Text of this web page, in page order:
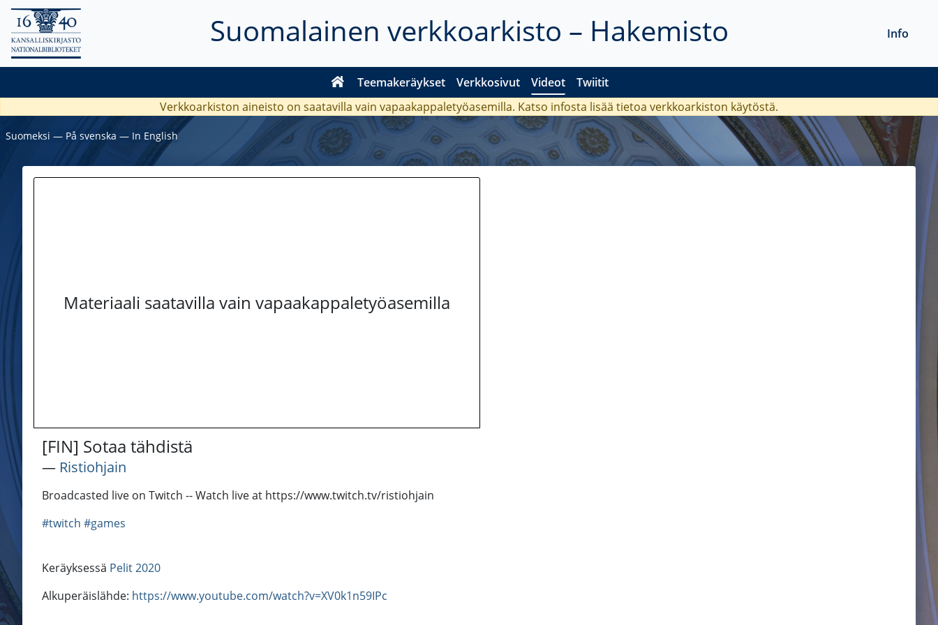
Suomalainen verkkoarkisto – Hakemisto
Teemakeräykset Verkkosivut Videot Twiitit
Info
Verkkoarkiston aineisto on saatavilla vain vapaakappaletyöasemilla. Katso infosta lisää tietoa verkkoarkiston käytöstä.
Suomeksi ― På svenska ― In English
Materiaali saatavilla vain vapaakappaletyöasemilla
[FIN] Sotaa tähdistä
― Ristiohjain
Broadcasted live on Twitch -- Watch live at https://www.twitch.tv/ristiohjain
#twitch #games
Keräyksessä Pelit 2020
Alkuperäislähde: https://www.youtube.com/watch?v=XV0k1n59IPc